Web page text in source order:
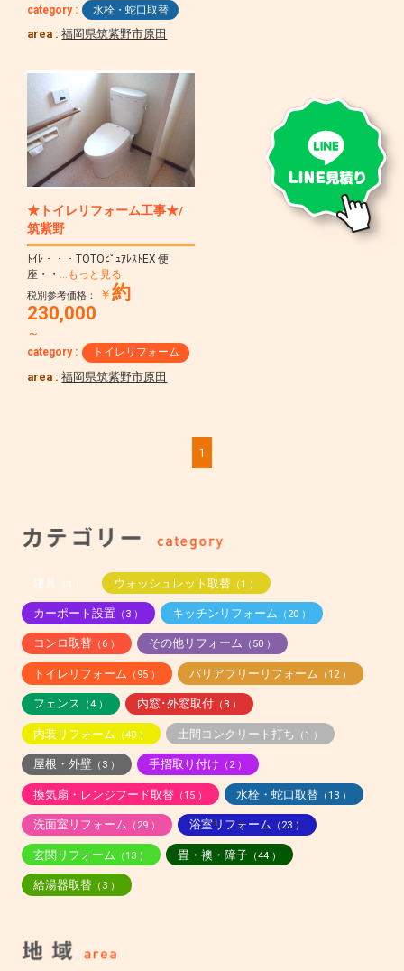
category : 水栓・蛇口取替
area :福岡県筑紫野市原田
★トイレリフォーム工事★/
筑紫野
ﾄｲﾚ・・・TOTOﾋﾟｭｱﾚｽﾄEX 便
座・・
…もっと見る
税別参考価格： ￥約
230,000
～
category : トイレリフォーム
area :福岡県筑紫野市原田
1
建具 （1 ） ウォッシュレット取替（1 ）
カーポート設置（3 ） キッチンリフォーム （20 ）
コンロ取替（6 ） その他リフォーム （50 ）
トイレリフォーム （95 ） バリアフリーリフォーム （12 ）
フェンス （4 ） 内窓･外窓取付（3 ）
内装リフォーム （40 ） 土間コンクリート打ち （1 ）
屋根・外壁（3 ） 手摺取り付け （2 ）
換気扇・レンジフード取替（15 ） 水栓・蛇口取替（13 ）
洗面室リフォーム （29 ） 浴室リフォーム （23 ）
玄関リフォーム （13 ） 畳・襖・障子（44 ）
給湯器取替（3 ）